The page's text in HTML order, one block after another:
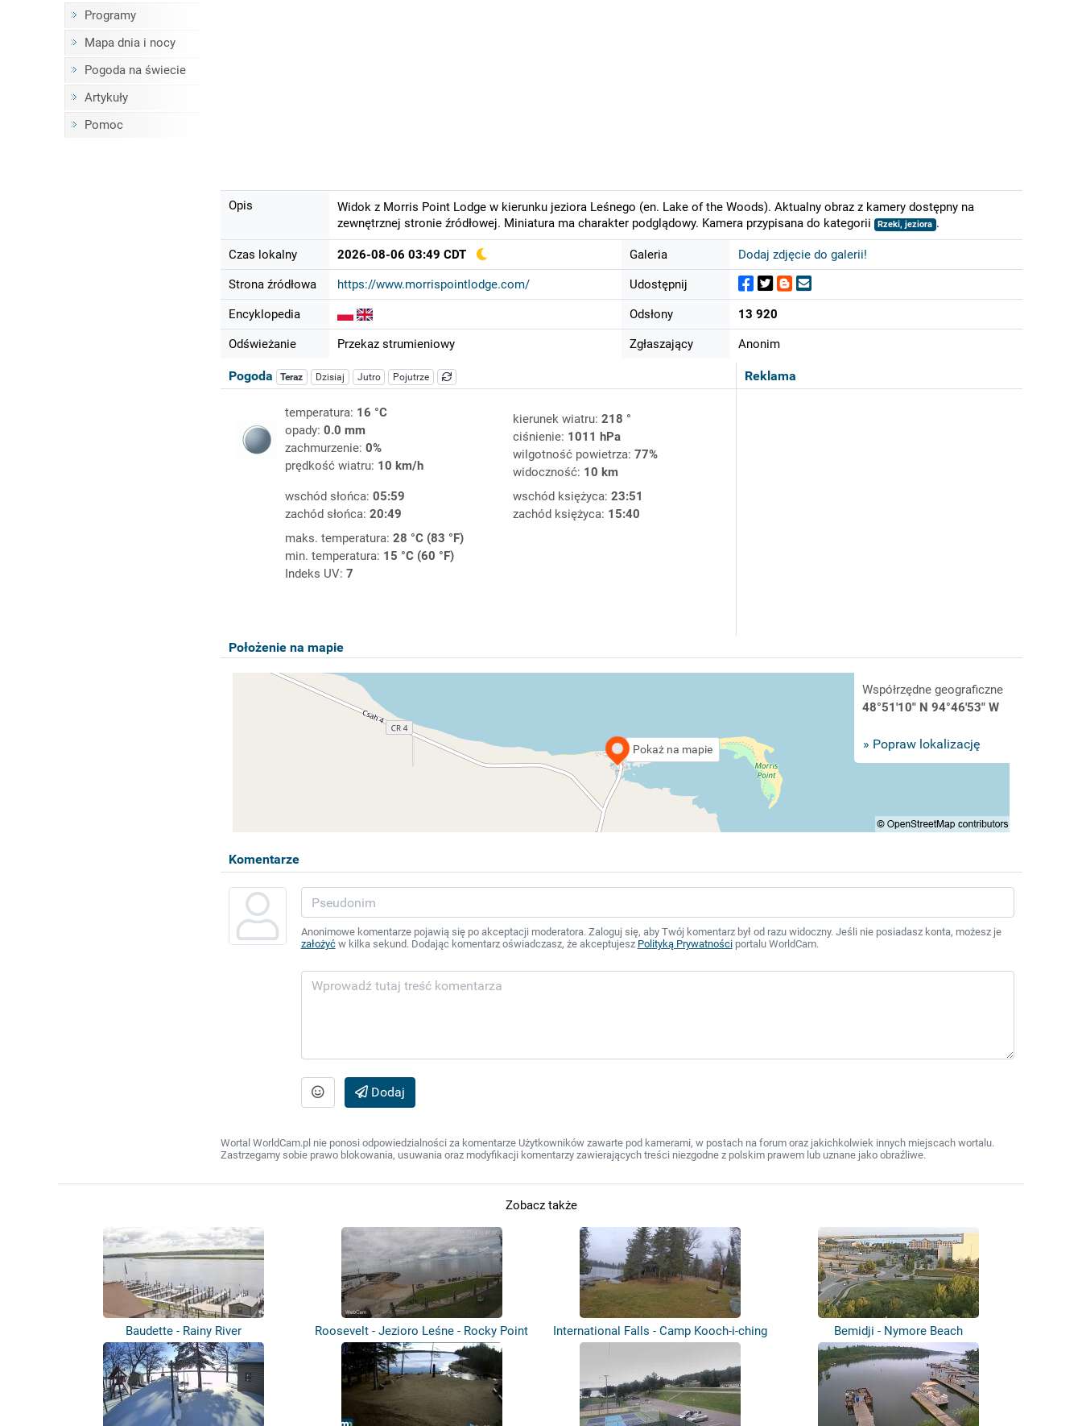
Programy
Mapa dnia i nocy
Pogoda na świecie
Artykuły
Pomoc
Opis
Widok z Morris Point Lodge w kierunku jeziora Leśnego (en. Lake of the Woods). Aktualny obraz z kamery dostępny na
zewnętrznej stronie źródłowej. Miniatura ma charakter podglądowy. Kamera przypisana do kategorii
Rzeki, jeziora .
Czas lokalny 2026-08-06 03:49 CDT
Strona źródłowa https://www.morrispointlodge.com/
Encyklopedia
Odświeżanie Przekaz strumieniowy
Galeria Dodaj zdjęcie do galerii!
Udostępnij
Odsłony 13 920
Zgłaszający Anonim
Reklama
Pogoda Teraz Dzisiaj Jutro Pojutrze
temperatura: 16 °C
opady: 0.0 mm
zachmurzenie: 0%
prędkość wiatru: 10 km/h
kierunek wiatru: 218 °
ciśnienie: 1011 hPa
wilgotność powietrza: 77%
widoczność: 10 km
wschód słońca: 05:59
zachód słońca: 20:49
wschód księżyca: 23:51
zachód księżyca: 15:40
maks. temperatura: 28 °C (83 °F)
min. temperatura: 15 °C (60 °F)
Indeks UV: 7
Położenie na mapie
Pokaż na mapie
Współrzędne geograficzne
48°51'10" N 94°46'53" W
» Popraw lokalizację
Komentarze
Anonimowe komentarze pojawią się po akceptacji moderatora. Zaloguj się, aby Twój komentarz był od razu widoczny. Jeśli nie posiadasz konta, możesz je
założyćw kilka sekund. Dodając komentarz oświadczasz, że akceptujesz Polityką Prywatnościportalu WorldCam.
Dodaj
Wortal WorldCam.pl nie ponosi odpowiedzialności za komentarze Użytkowników zawarte pod kamerami, w postach na forum oraz jakichkolwiek innych miejscach wortalu.
Zastrzegamy sobie prawo blokowania, usuwania oraz modyfikacji komentarzy zawierających treści niezgodne z polskim prawem lub uznane jako obraźliwe.
Zobacz także
Baudette - Rainy River Roosevelt - Jezioro Leśne - Rocky Point International Falls - Camp Kooch-i-ching Bemidji - Nymore Beach